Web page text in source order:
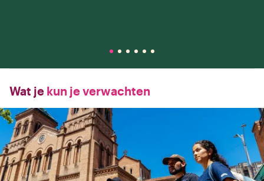
Wat je kun je verwachten